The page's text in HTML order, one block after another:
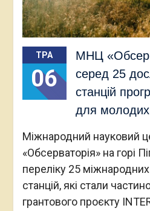
ТРА
06
МНЦ
серед 25
станцій
для молодих
Міжнародний науковий
«Обсерваторія» на горі
переліку 25
станцій, які стали
грантового проєкту